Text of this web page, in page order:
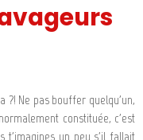
?! Ne pas bouffer quelqu'un,
constituée, c'est
t'imagines un peu s'il fallait